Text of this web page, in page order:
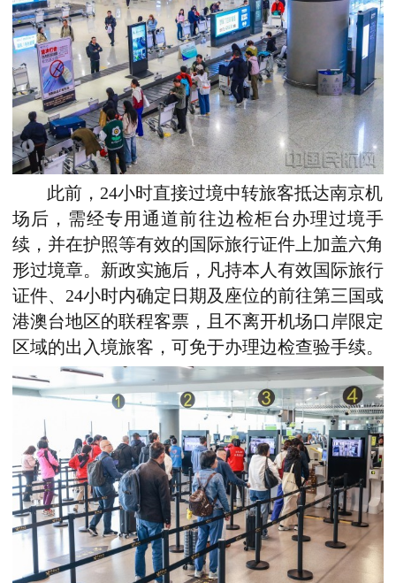
此前，24小时直接过境中转旅客抵达南京机
场后，需经专用通道前往边检柜台办理过境手
续，并在护照等有效的国际旅行证件上加盖六角
形过境章。新政实施后，凡持本人有效国际旅行
证件、24小时内确定日期及座位的前往第三国或
港澳台地区的联程客票，且不离开机场口岸限定
区域的出入境旅客，可免于办理边检查验手续。